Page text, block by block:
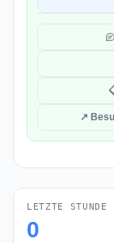
↗
LETZTE STUNDE
0